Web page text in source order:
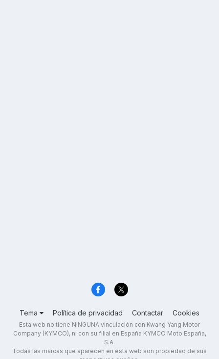
Tema Política de privacidad Contactar Cookies
Esta web no tiene NINGUNA vinculación con Kwang Yang Motor
Company (KYMCO), ni con su filial en España KYMCO Moto España,
S.A.
Todas las marcas que aparecen en esta web son propiedad de sus